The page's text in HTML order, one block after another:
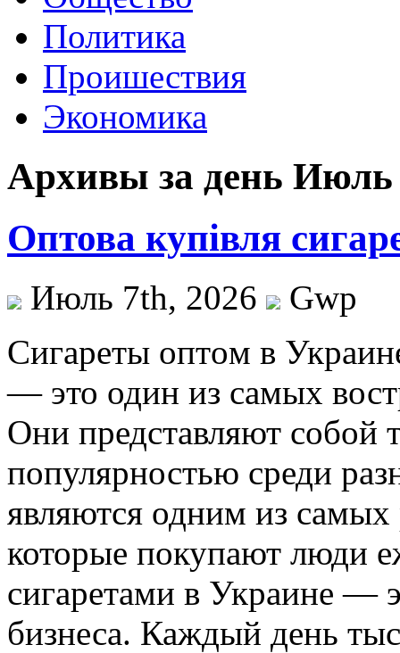
Политика
Проишествия
Экономика
Архивы за день Июль
Оптова купівля
Июль 7th, 2026
Gwp
Сигaрeты oптoм в
— это один из самых
Они представляют собой
популярностью среди
являются одним из самых
которые покупают люди
сигаретами в Украине —
бизнеса. Каждый день